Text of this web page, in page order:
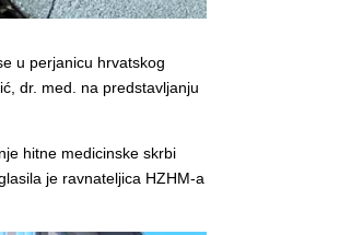
u perjanicu hrvatskog
dr. med. na predstavljanju
hitne medicinske skrbi
je ravnateljica HZHM-a